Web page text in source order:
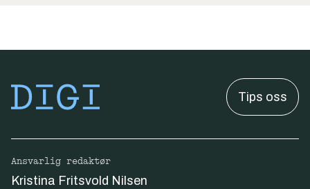
Tips oss
Ansvarlig redaktør
Kristina Fritsvold Nilsen